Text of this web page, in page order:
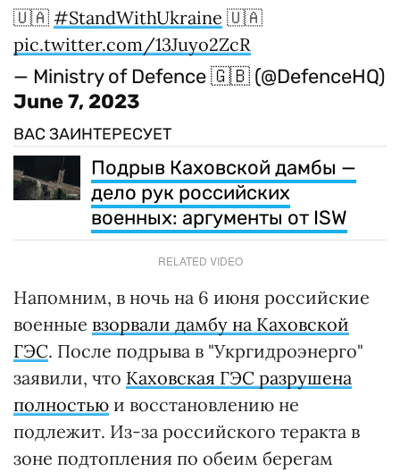
🇺🇦 #StandWithUkraine 🇺🇦
pic.twitter.com/13Juyo2ZcR
— Ministry of Defence 🇬🇧 (@DefenceHQ)
June 7, 2023
ВАС ЗАИНТЕРЕСУЕТ
Подрыв Каховской дамбы —
дело рук российских
военных: аргументы от ISW
RELATED VIDEO
Напомним, в ночь на 6 июня российские
военные взорвали дамбу на Каховской
ГЭС. После подрыва в "Укргидроэнерго"
заявили, что Каховская ГЭС разрушена
полностью и восстановлению не
подлежит. Из-за российского теракта в
зоне подтопления по обеим берегам